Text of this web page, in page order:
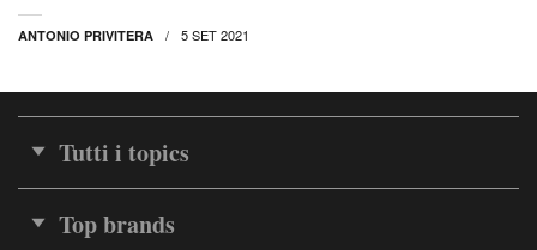
ANTONIO PRIVITERA 5 SET 2021
Tutti i topics
Top brands